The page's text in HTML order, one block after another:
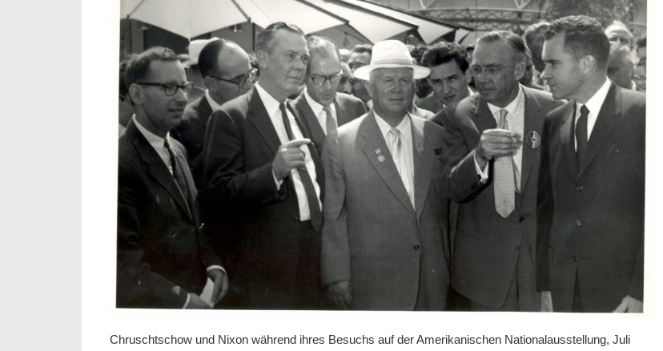
Chruschtschow und Nixon während ihres Besuchs auf der Amerikanischen Nationalausstellung, Juli